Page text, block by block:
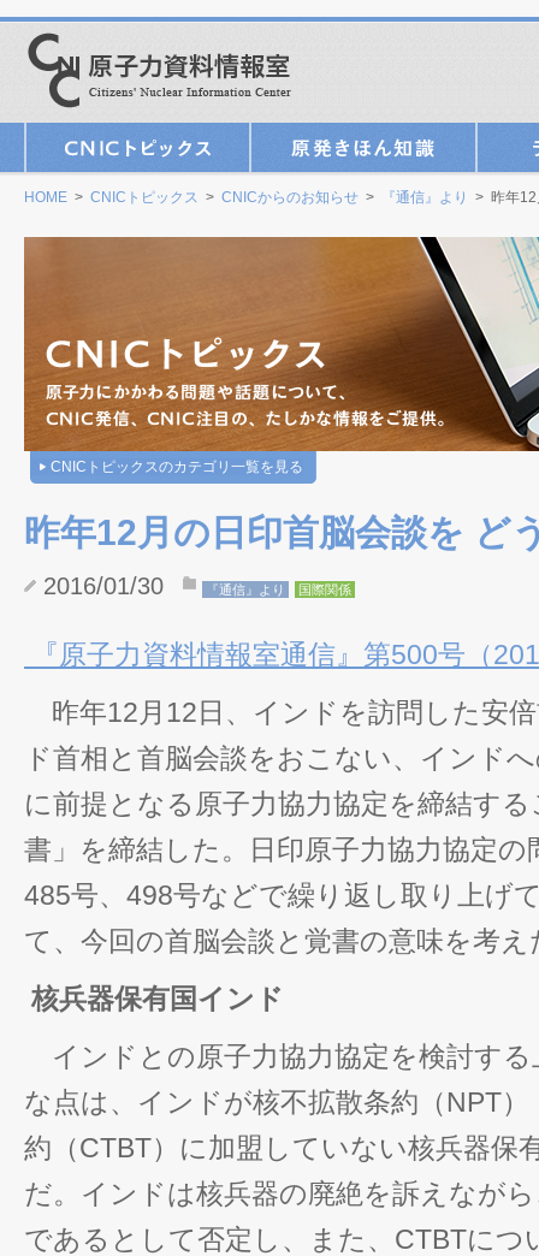
HOME > CNICトピックス > CNICからのお知らせ > 『通信』より > 昨年12
CNICトピックスのカテゴリ一覧を見る
昨年12月の日印首脳会談を ど
2016/01/30 『通信』より 国際関係
『原子力資料情報室通信』第500号（
昨年12月12日、インドを訪問した安
ド首相と首脳会談をおこない、インド
に前提となる原子力協力協定を締結す
書」を締結した。日印原子力協力協定の
485号、498号などで繰り返し取り上げ
て、今回の首脳会談と覚書の意味を考え
核兵器保有国インド
インドとの原子力協力協定を検討す
な点は、インドが核不拡散条約（NPT
約（CTBT）に加盟していない核兵器保
だ。インドは核兵器の廃絶を訴えなが
であるとして否定し、また、CTBTにつ